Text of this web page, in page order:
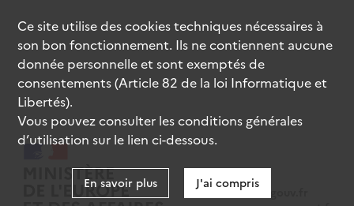
data.gouv.fr
Ce site utilise descookiestechniques nécessaires à
son bon fonctionnement. Ils ne contiennent aucune
donnée personnelle et sont exemptés de
consentements (Article 82 de la loi Informatique et
Libertés).
Vous pouvez consulter les conditions générales
d’utilisation sur le lien ci-dessous.
En savoir plus J'ai compris